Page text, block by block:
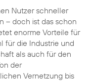
Nutzer schneller
– doch ist das schon
enorme Vorteile für
für die Industrie und
als auch für den
der
Vernetzung bis